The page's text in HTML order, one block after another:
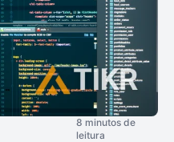
8 minutos de
leitura